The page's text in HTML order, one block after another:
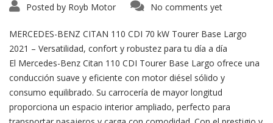
Posted by Royb Motor No comments yet
MERCEDES-BENZ CITAN 110 CDI 70 kW Tourer Base Largo
2021 – Versatilidad, confort y robustez para tu día a día
El Mercedes-Benz Citan 110 CDI Tourer Base Largo ofrece una
conducción suave y eficiente con motor diésel sólido y
consumo equilibrado. Su carrocería de mayor longitud
proporciona un espacio interior ampliado, perfecto para